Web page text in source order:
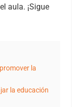
aula. ¡Sigue
la
la educación